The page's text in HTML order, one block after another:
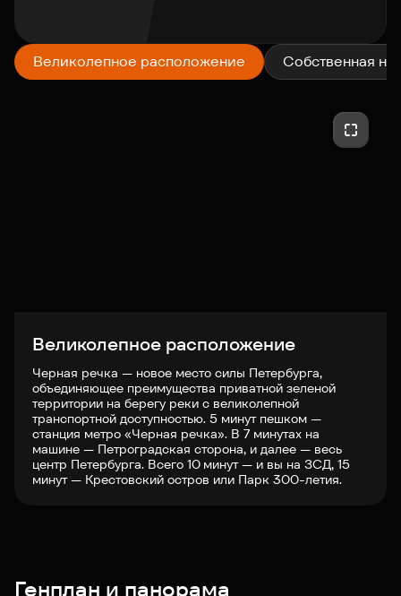
Генплан и панорама
Великолепное расположение Собственная
Великолепное расположение
Черная речка — новое место силы Петербурга,
объединяющее преимущества приватной зеленой
территории на берегу реки с великолепной
транспортной доступностью. 5 минут пешком —
станция метро «Черная речка». В 7 минутах на
машине — Петроградская сторона, и далее — весь
центр Петербурга. Всего 10 минут — и вы на ЗСД, 15
минут — Крестовский остров или Парк 300-летия.